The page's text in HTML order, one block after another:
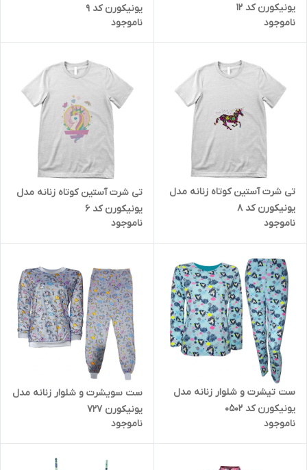
یونیکورن کد 12
ناموجود
یونیکورن کد 9
ناموجود
تی شرت آستین کوتاه زنانه مدل
یونیکورن کد 8
ناموجود
تی شرت آستین کوتاه زنانه مدل
یونیکورن کد 6
ناموجود
ست تیشرت و شلوار زنانه مدل
یونیکورن کد 0502
ناموجود
ست سویشرت و شلوار زنانه مدل
یونیکورن 727
ناموجود